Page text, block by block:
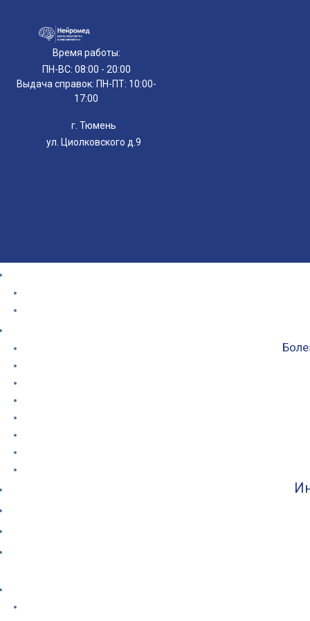
Время работы:
ПН-ВС: 08:00 - 20:00
Выдача справок: ПН-ПТ: 10:00-
17:00
г. Тюмень
ул. Циолковского д.9